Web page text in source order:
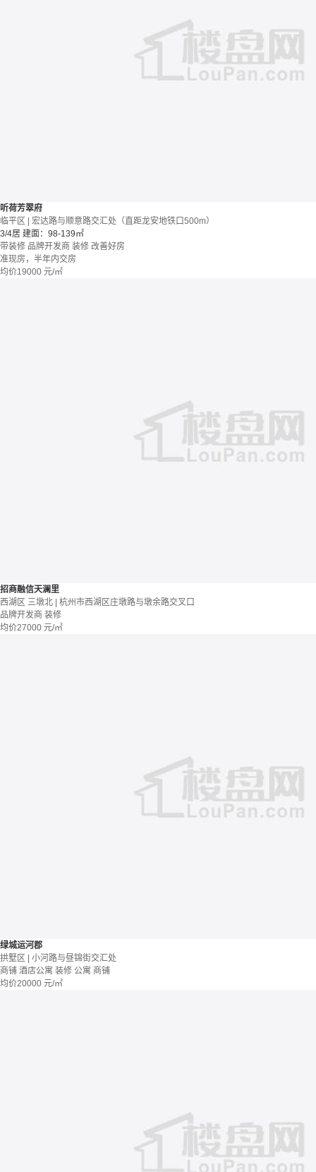
听荷芳翠府
临平区 | 宏达路与顺意路交汇处（直距龙安地铁口500m）
3/4居 建面：98-139㎡
带装修 品牌开发商 装修 改善好房
准现房，半年内交房
均价19000 元/㎡
招商融信天澜里
西湖区 三墩北 | 杭州市西湖区庄墩路与墩余路交叉口
品牌开发商 装修
均价27000 元/㎡
绿城运河郡
拱墅区 | 小河路与昼锦街交汇处
商铺 酒店公寓 装修 公寓 商铺
均价20000 元/㎡